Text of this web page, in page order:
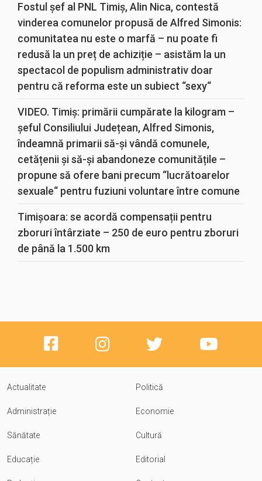
Fostul șef al PNL Timiș, Alin Nica, contestă
vinderea comunelor propusă de Alfred Simonis:
comunitatea nu este o marfă – nu poate fi
redusă la un preț de achiziție – asistăm la un
spectacol de populism administrativ doar
pentru că reforma este un subiect “sexy“
VIDEO. Timiș: primării cumpărate la kilogram –
șeful Consiliului Județean, Alfred Simonis,
îndeamnă primarii să-și vândă comunele,
cetățenii și să-și abandoneze comunitățile –
propune să ofere bani precum “lucrătoarelor
sexuale“ pentru fuziuni voluntare între comune
Timișoara: se acordă compensații pentru
zboruri întârziate – 250 de euro pentru zboruri
de până la 1.500 km
Actualitate Politică
Administrație Economie
Sănătate Cultură
Educație Editorial